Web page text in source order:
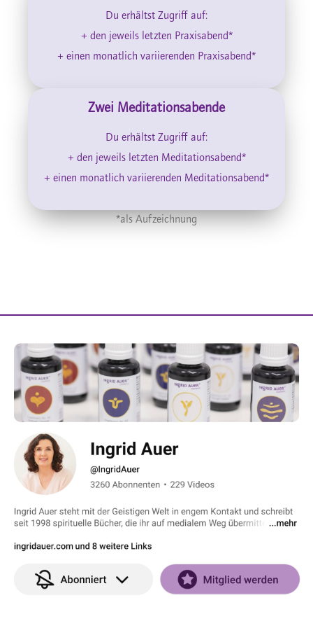
Du erhältst Zugriff auf:
+ den jeweils letzten Praxisabend*
+ einen monatlich variierenden Praxisabend*
Zwei Meditationsabende
Du erhältst Zugriff auf:
+ den jeweils letzten Meditationsabend*
+ einen monatlich variierenden Meditationsabend*
*als Aufzeichnung